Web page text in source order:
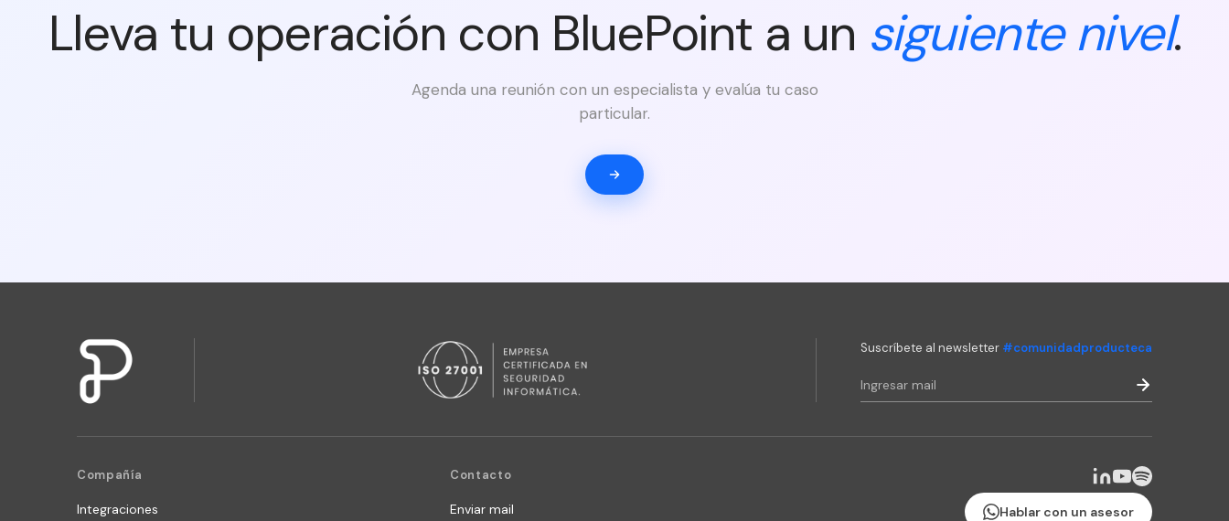
Lleva tu operación con BluePoint a un siguiente nivel.
Agenda una reunión con un especialista y evalúa tu caso
particular.
Suscríbete al newsletter #comunidadproducteca
Compañía
Integraciones
Contacto
Enviar mail Hablar con un asesor